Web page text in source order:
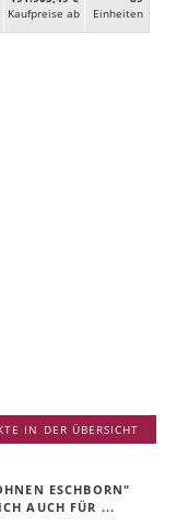
Kaufpreise ab
Ein­heiten
IN DER ÜBERSICHT
ESCHBORN"
AUCH FÜR ...